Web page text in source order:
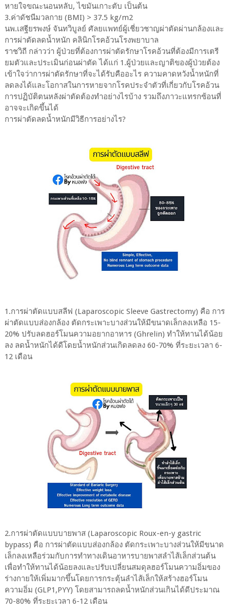
หายใจขณะนอนหลับ, ไขมันเกาะตับ เป็นต้น
3.ค่าดัชนีมวลกาย (BMI) > 37.5 kg/m2
นพ.เสฐียรพงษ์ จันทวิบูลย์ ศัลยแพทย์ผู้เชี่ยวชาญผ่าตัดผ่านกล้องและ
การผ่าตัดลดน้ำหนัก คลินิกโรคอ้วนโรงพยาบาล
ราชวิถี กล่าวว่า ผู้ป่วยที่ต้องการผ่าตัดรักษาโรคอ้วนที่ต้องมีการเตรี
ยมตัวและประเมินก่อนผ่าตัด ได้แก่ 1.ผู้ป่วยและญาติของผู้ป่วยต้อง
เข้าใจว่าการผ่าตัดรักษาที่จะได้รับคืออะไร ความคาดหวังน้ำหนักที่
ลดลงได้และโอกาสในการหายจากโรคประจำตัวที่เกี่ยวกับโรคอ้วน
การปฏิบัติตนหลังผ่าตัดต้องทำอย่างไรบ้าง รวมถึงภาวะแทรกซ้อนที่
อาจจะเกิดขึ้นได้
การผ่าตัดลดน้ำหนักมีวิธีการอย่างไร?
1.การผ่าตัดแบบสลีฟ (Laparoscopic Sleeve Gastrectomy) คือ การ
ผ่าตัดแบบส่องกล้อง ตัดกระเพาะบางส่วนให้มีขนาดเล็กลงเหลือ 15-
20% ปรับลดฮอร์โมนความอยากอาหาร (Ghrelin) ทำให้ทานได้น้อย
ลง ลดน้ำหนักได้ดีโดยน้ำหนักส่วนเกิดลดลง 60-70% ที่ระยะเวลา 6-
12 เดือน
2.การผ่าตัดแบบบายพาส (Laparoscopic Roux-en-y gastric
bypass) คือ การผ่าตัดแบบส่องกล้อง ตัดกระเพาะบางส่วนให้มีขนาด
เล็กลงเหลือร่วมกับการทำทางเดินอาหารบายพาสลำไส้เล็กส่วนต้น
เพื่อทำให้ทานได้น้อยลงและปรับเปลี่ยนสมดุลฮอร์โมนความอิ่มของ
ร่างกายให้เพิ่มมากขึ้นโดยการกระตุ้นลำไส้เล็กให้สร้างฮอร์โมน
ความอิ่ม (GLP1,PYY) โดยสามารถลดน้ำหนักส่วนเกินได้ดีประมาณ
70-80% ที่ระยะเวลา 6-12 เดือน